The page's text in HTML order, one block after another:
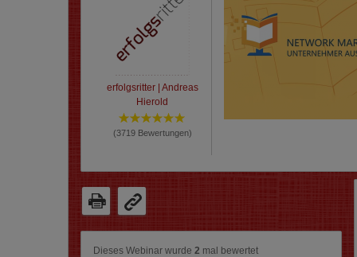
erfolgsritter | Andreas
Hierold
(3719Bewertungen)
Dieses Webinar wurde 2 mal bewertet